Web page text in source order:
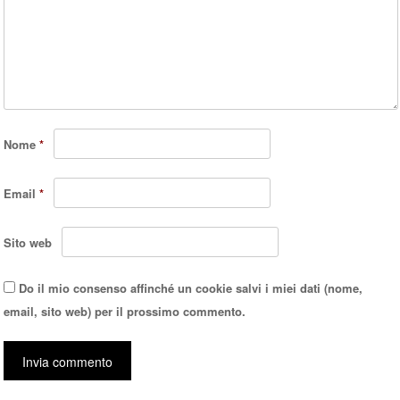
Nome*
Email*
Sito web
Do il mio consenso affinché un cookie salvi i miei dati (nome,
email, sito web) per il prossimo commento.